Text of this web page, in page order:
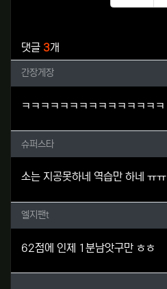
추천
댓글 3개
간장게장님의 댓글
간장게장
ㅋㅋㅋㅋㅋㅋㅋㅋㅋㅋㅋㅋㅋㅋㅋ
슈퍼스타님의 댓글
슈퍼스타
소는 지공못하네 역습만 하네 ㅠㅠ
엘지팬t님의 댓글
엘지팬t
62점에 인제 1분남앗구만 ㅎㅎ